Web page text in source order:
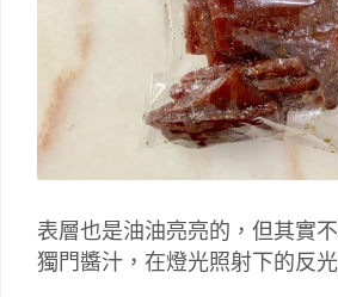
表層也是油油亮亮的，但其實
獨門醬汁，在燈光照射下的反光